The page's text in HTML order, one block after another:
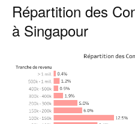
Répartition des
à Singapour